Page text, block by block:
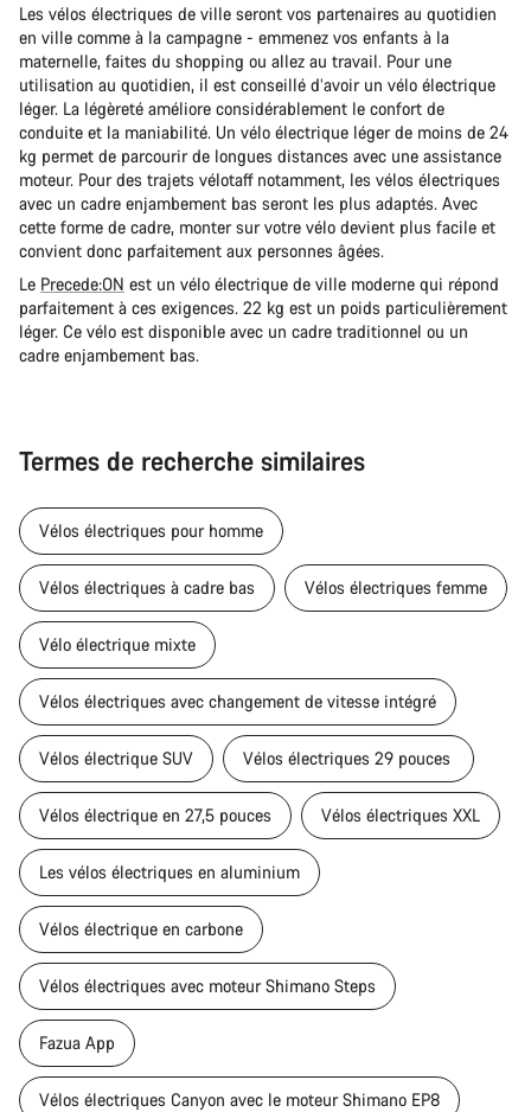
Les vélos électriques de ville seront vos partenaires au quotidien
en ville comme à la campagne - emmenez vos enfants à la
maternelle, faites du shopping ou allez au travail. Pour une
utilisation au quotidien, il est conseillé d’avoir un vélo électrique
léger. La légèreté améliore considérablement le confort de
conduite et la maniabilité. Un vélo électrique léger de moins de 24
kg permet de parcourir de longues distances avec une assistance
moteur. Pour des trajets vélotaff notamment, les vélos électriques
avec un cadre enjambement bas seront les plus adaptés. Avec
cette forme de cadre, monter sur votre vélo devient plus facile et
convient donc parfaitement aux personnes âgées.
Le Precede:ON est un vélo électrique de ville moderne qui répond
parfaitement à ces exigences. 22 kg est un poids particulièrement
léger. Ce vélo est disponible avec un cadre traditionnel ou un
cadre enjambement bas.
Termes de recherche similaires
Vélos électriques pour homme
Vélos électriques à cadre bas Vélos électriques femme
Vélo électrique mixte
Vélos électriques avec changement de vitesse intégré
Vélos électrique SUV Vélos électriques 29 pouces
Vélos électrique en 27,5 pouces Vélos électriques XXL
Les vélos électriques en aluminium
Vélos électrique en carbone
Vélos électriques avec moteur Shimano Steps
Fazua App
Vélos électriques Canyon avec le moteur Shimano EP8